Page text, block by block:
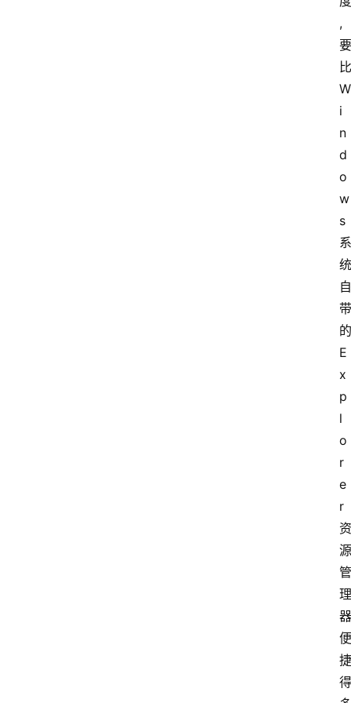
,
要
比
W
i
n
d
o
w
s
系
统
自
带
的
E
x
p
l
o
r
e
r
资
源
管
理
器
便
捷
得